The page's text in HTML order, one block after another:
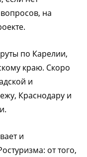
на
по Карелии,
краю. Скоро
и
Краснодару и
и
от того,